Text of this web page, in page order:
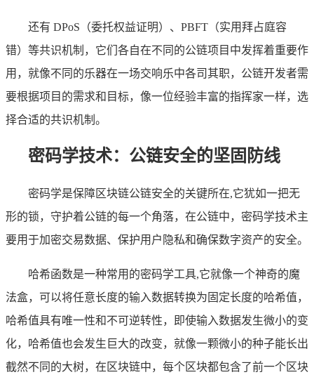
还有 DPoS（委托权益证明）、PBFT（实用拜占庭容
错）等共识机制，它们各自在不同的公链项目中发挥着重要作
用，就像不同的乐器在一场交响乐中各司其职，公链开发者需
要根据项目的需求和目标，像一位经验丰富的指挥家一样，选
择合适的共识机制。
密码学技术：公链安全的坚固防线
密码学是保障区块链公链安全的关键所在,它犹如一把无
形的锁，守护着公链的每一个角落，在公链中，密码学技术主
要用于加密交易数据、保护用户隐私和确保数字资产的安全。
哈希函数是一种常用的密码学工具,它就像一个神奇的魔
法盒，可以将任意长度的输入数据转换为固定长度的哈希值，
哈希值具有唯一性和不可逆转性，即使输入数据发生微小的变
化，哈希值也会发生巨大的改变，就像一颗微小的种子能长出
截然不同的大树，在区块链中，每个区块都包含了前一个区块